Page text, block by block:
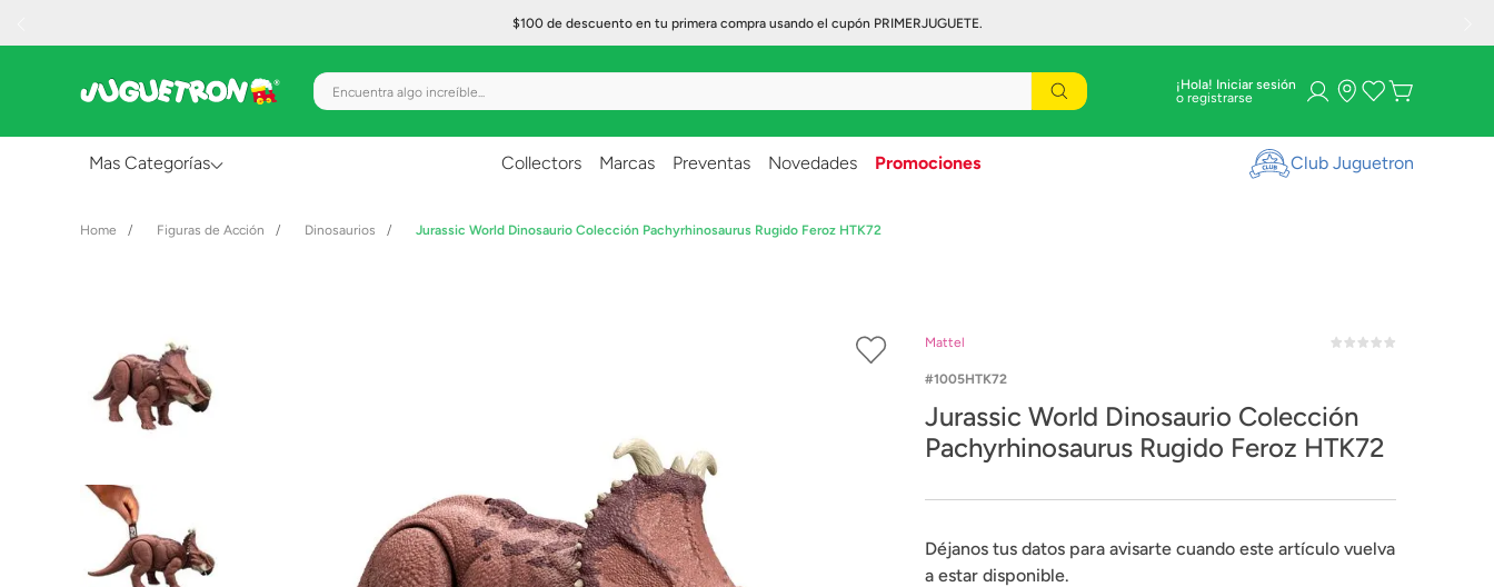
$100 de descuento en tu primera compra usando el cupón PRIMERJUGUETE.
Encuentra algo increíble... ¡Hola! Iniciar sesión
Mas Categorías
Creatividad y Arte
Figuras de Acción
Gadgets y Electrónicos
Lanzadores
Muñecas
Collectors Marcas Preventas Novedades Promociones Club Juguetron
Figuras de Acción Dinosaurios Jurassic World Dinosaurio Colección Pachyrhinosaurus Rugido Feroz HTK72
Mattel
1005HTK72
Jurassic World Dinosaurio Colección
Pachyrhinosaurus Rugido Feroz HTK72
Déjanos tus datos para avisarte cuando este artículo vuelva
a estar disponible.